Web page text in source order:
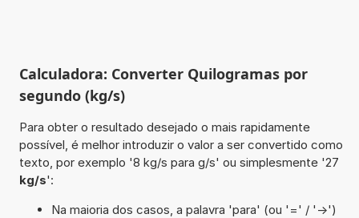
Calculadora: Converter Quilogramas por
segundo (kg/s)
Para obter o resultado desejado o mais rapidamente
possível, é melhor introduzir o valor a ser convertido como
texto, por exemplo '8 kg/s para g/s' ou simplesmente '27
kg/s':
Na maioria dos casos, a palavra 'para' (ou '=' / '->')